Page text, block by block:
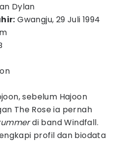
Dylan
Gwangju, 29 Juli 1994
sebelum Hajoon
The Rose ia pernah
di band Windfall.
profil dan biodata